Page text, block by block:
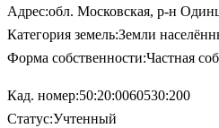
Адрес:обл. Московская, р-н
Категория земель:Земли
Форма собственности:Частная
Кад. номер:50:20:0060530:200
Статус:Учтенный